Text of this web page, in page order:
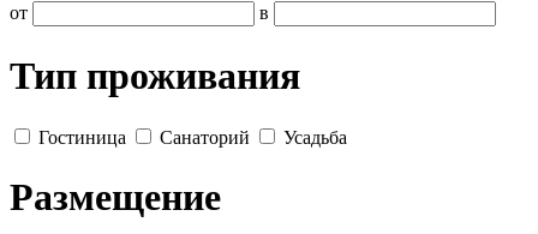
от в
Тип проживания
Гостиница Санаторий Усадьба
Размещение